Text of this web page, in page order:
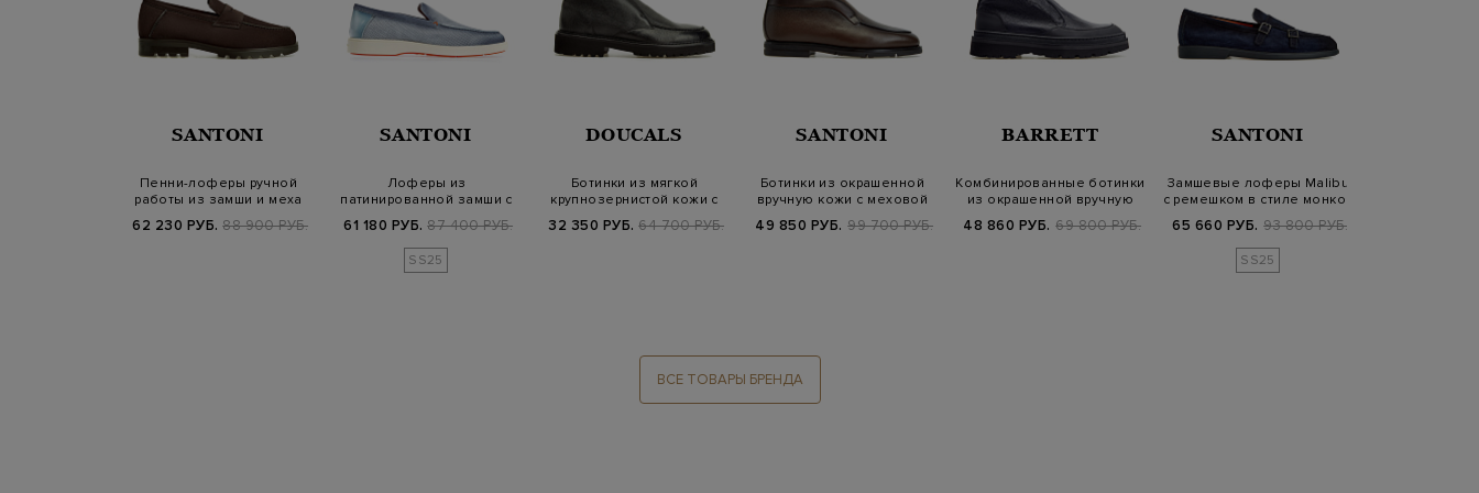
SANTONI
Пенни-лоферы ручной
работы из замши и меха
62 230 РУБ. 88 900 РУБ.
SANTONI
Лоферы из
патинированной замши с
61 180 РУБ. 87 400 РУБ.
SS25
DOUCALS
Ботинки из мягкой
крупнозернистой кожи с
32 350 РУБ. 64 700 РУБ.
SANTONI
Ботинки из окрашенной
вручную кожи с меховой
49 850 РУБ. 99 700 РУБ.
BARRETT
Комбинированные ботинки
из окрашенной вручную
48 860 РУБ. 69 800 РУБ.
SANTONI
Замшевые лоферы Malibu
с ремешком в стиле монков
65 660 РУБ. 93 800 РУБ.
SS25
ВСЕ ТОВАРЫ БРЕНДА